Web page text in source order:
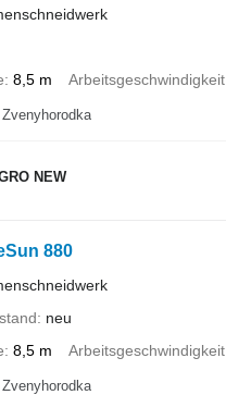
8,5 m Arbeitsgeschwindigkeit
NEW
880
neu
8,5 m Arbeitsgeschwindigkeit